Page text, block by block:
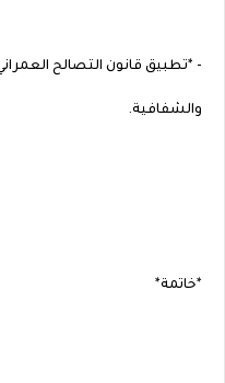
- *تطبيق قانون التصالح
والشفافية.
*خاتمة*